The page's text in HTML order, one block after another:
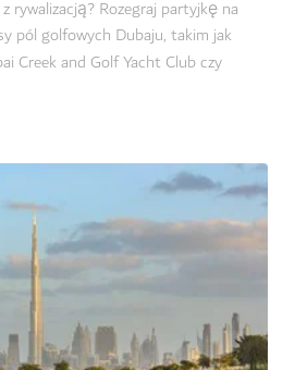
rywalizacją? Rozegraj partyjkę na
pól golfowych Dubaju, takim jak
Creek and Golf Yacht Club czy